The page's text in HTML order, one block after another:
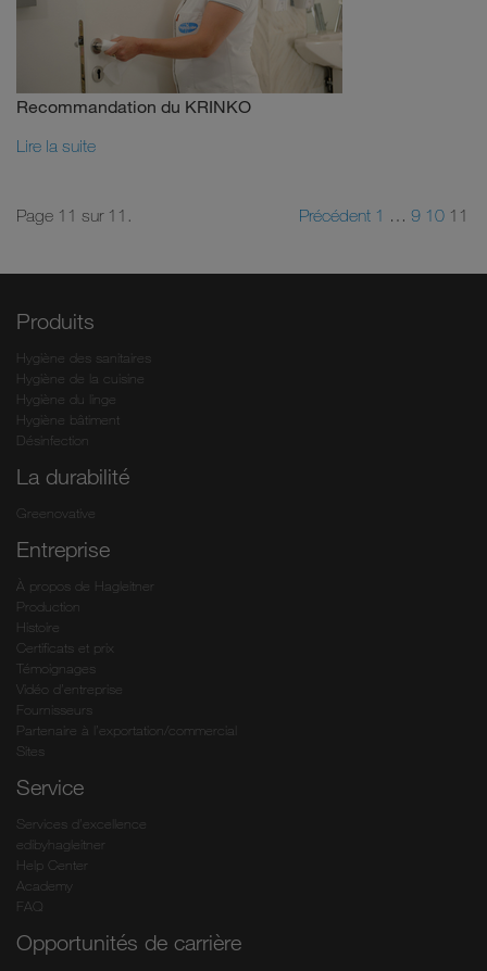
Recommandation du KRINKO
Lire la suite
Page 11 sur 11. Précédent 1 … 9 10 11
Produits
Hygiène des sanitaires
Hygiène de la cuisine
Hygiène du linge
Hygiène bâtiment
Désinfection
La durabilité
Greenovative
Entreprise
À propos de Hagleitner
Production
Histoire
Certificats et prix
Témoignages
Vidéo d’entreprise
Fournisseurs
Partenaire à l’exportation/commercial
Sites
Service
Services d’excellence
edibyhagleitner
Help Center
Academy
FAQ
Opportunités de carrière